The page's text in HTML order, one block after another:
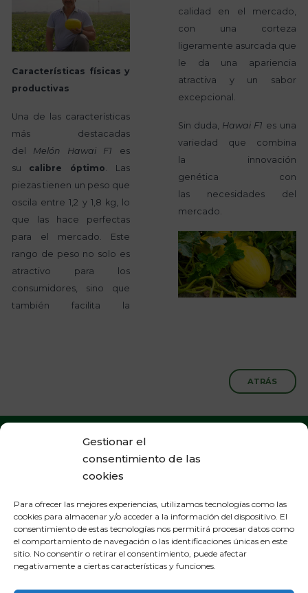
Gestionar el
consentimiento de las
cookies
Para ofrecer las mejores experiencias, utilizamos tecnologías como las
cookies para almacenar y/o acceder a la información del dispositivo. El
consentimiento de estas tecnologías nos permitirá procesar datos como
el comportamiento de navegación o las identificaciones únicas en este
sitio. No consentir o retirar el consentimiento, puede afectar
negativamente a ciertas características y funciones.
Características físicas y
productivas
Una de las características
más destacadas
del Melón Hawai F1 es
su calibre óptimo . Las
piezas tienen un peso que
oscila entre 1,2 y 1,8 kg, lo
que las hace perfectas
para el mercado. Este
rango de peso no solo es
atractivo para los
consumidores, sino que
también facilita la
calidad en el mercado,
con una corteza
ligeramente asurcada que
le da una apariencia
atractiva y un sabor
excepcional.
Sin duda, Hawai F1 es una
variedad que combina
la innovación
genética con
las necesidades del
mercado.
ATRÁS
Política de Cookies
Política de Privacidad
Aviso Legal